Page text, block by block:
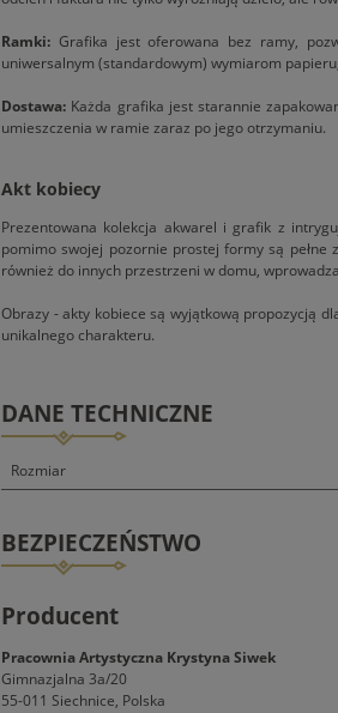
Ramki: Grafika jest oferowana bez ramy,
uniwersalnym (standardowym) wymiarom
Dostawa: Każda grafika jest starannie
umieszczenia w ramie zaraz po jego otrzymaniu.
Akt kobiecy
Prezentowana kolekcja akwarel i grafik z
pomimo swojej pozornie prostej formy są pełne
również do innych przestrzeni w domu,
Obrazy - akty kobiece są wyjątkową propozycją
unikalnego charakteru.
DANE TECHNICZNE
Rozmiar
BEZPIECZEŃSTWO
Producent
Pracownia Artystyczna Krystyna Siwek
Gimnazjalna 3a/20
55-011 Siechnice, Polska